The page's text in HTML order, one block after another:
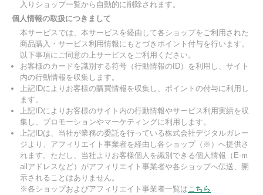
入りショップ一覧から自動的に削除されます。
個人情報の取扱につきまして
本サービスでは、本サービスを経由して各ショップをご利用された
商品購入・サービス利用情報にもとづきポイント付与を行います。
以下事項にご同意の上サービスをご利用ください。
お客様のカードを識別する符号（行動情報のID）を利用し、サイト
内の行動情報を収集します。
上記IDによりお客様の購買情報を収集し、ポイントの付与に利用し
ます。
上記IDによりお客様のサイト内の行動情報やサービス利用実績を収
集し、プロモーションやマーケティングに利用します。
上記IDは、当社が業務の委託を行っている株式会社デジタルガレー
ジより、アフィリエイト事業者を経由し各ショップ（※）へ提供さ
れます。ただし、当社よりお客様個人を識別できる個人情報（E-m
ailアドレスなど）がアフィリエイト事業者や各ショップへ伝送、開
示されることはありません。
※各ショップおよびアフィリエイト事業者一覧はこちら